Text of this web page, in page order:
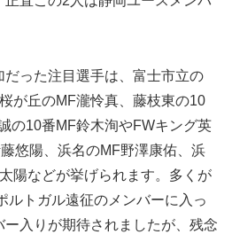
った注目選手は、富士市立の
が丘のMF瀧怜真、藤枝東の10
の10番MF鈴木洵やFWキング英
悠陽、浜名のMF野澤康佑、浜
陽などが挙げられます。多くが
ルトガル遠征のメンバーに入っ
入りが期待されましたが、残念